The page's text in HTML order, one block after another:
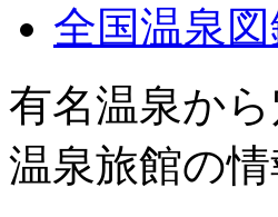
全国温泉
有名温泉か
温泉旅館の情